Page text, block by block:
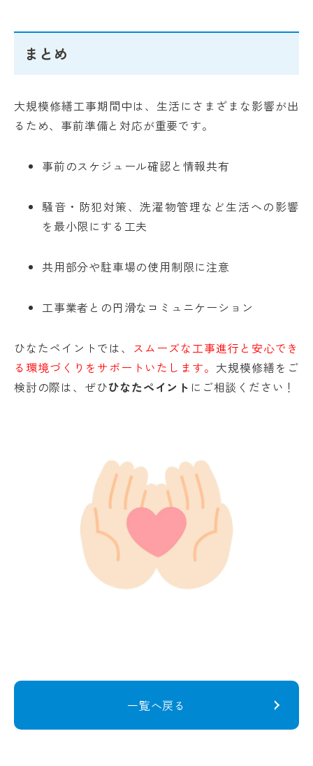
まとめ
大規模修繕工事期間中は、生活にさまざまな影響が出
るため、事前準備と対応が重要です。
事前のスケジュール確認と情報共有
騒音・防犯対策、洗濯物管理など生活への影響
を最小限にする工夫
共用部分や駐車場の使用制限に注意
工事業者との円滑なコミュニケーション
ひなたペイントでは、 スムーズな工事進行と安心でき
る環境づくりをサポートいたします。 大規模修繕をご
検討の際は、ぜひひなたペイント にご相談ください！
一覧へ戻る